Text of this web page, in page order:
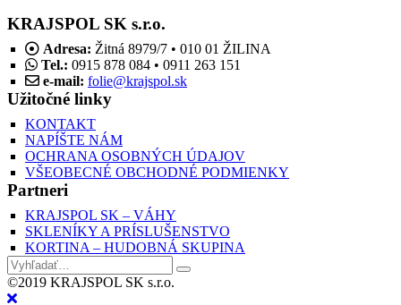
KRAJSPOL SK s.r.o.
Adresa: Žitná 8979/7 • 010 01 ŽILINA
Tel.: 0915 878 084 • 0911 263 151
e-mail: folie@krajspol.sk
Užitočné linky
KONTAKT
NAPÍŠTE NÁM
OCHRANA OSOBNÝCH ÚDAJOV
VŠEOBECNÉ OBCHODNÉ PODMIENKY
Partneri
KRAJSPOL SK – VÁHY
SKLENÍKY A PRÍSLUŠENSTVO
KORTINA – HUDOBNÁ SKUPINA
©2019 KRAJSPOL SK s.r.o.